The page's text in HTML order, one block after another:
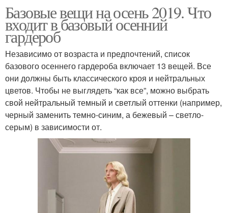
Базовые вещи на осень 2019. Что
входит в базовый осенний
гардероб
Независимо от возраста и предпочтений, список
базового осеннего гардероба включает 13 вещей. Все
они должны быть классического кроя и нейтральных
цветов. Чтобы не выглядеть “как все”, можно выбрать
свой нейтральный темный и светлый оттенки (например,
черный заменить темно-синим, а бежевый – светло-
серым) в зависимости от.